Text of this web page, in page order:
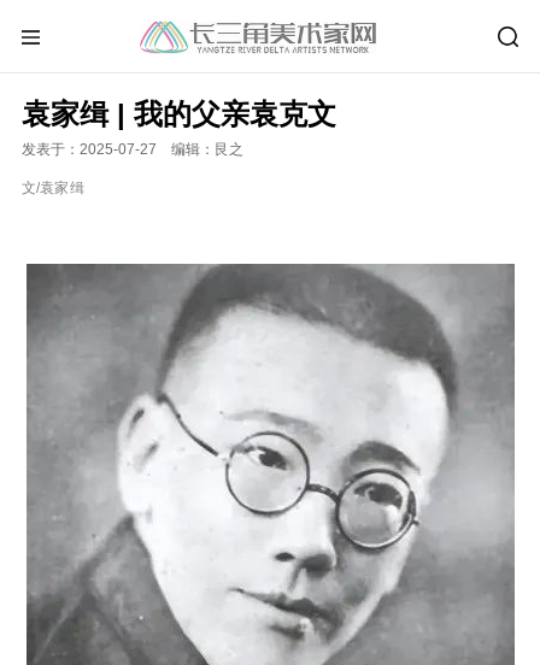
袁家缉 | 我的父亲袁克文
发表于：2025-07-27 编辑：艮之
文/袁家缉